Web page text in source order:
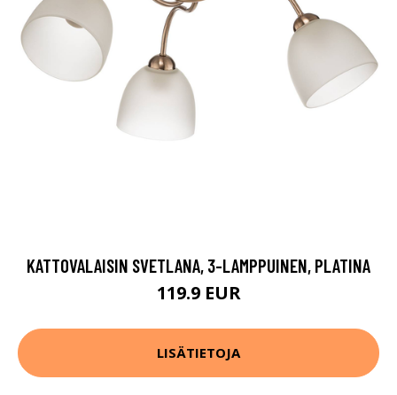
KATTOVALAISIN SVETLANA, 3-LAMPPUINEN, PLATINA
119.9 EUR
LISÄTIETOJA